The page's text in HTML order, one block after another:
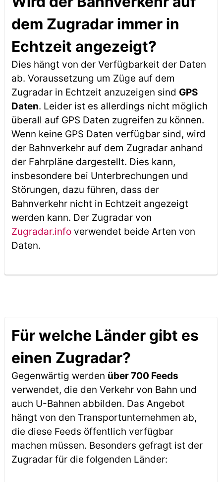
dem Zugradar immer in
Echtzeit angezeigt?
Dies hängt von der Verfügbarkeit der Daten
ab. Voraussetzung um Züge auf dem
Zugradar in Echtzeit anzuzeigen sind GPS
Daten. Leider ist es allerdings nicht möglich
überall auf GPS Daten zugreifen zu können.
Wenn keine GPS Daten verfügbar sind, wird
der Bahnverkehr auf dem Zugradar anhand
der Fahrpläne dargestellt. Dies kann,
insbesondere bei Unterbrechungen und
Störungen, dazu führen, dass der
Bahnverkehr nicht in Echtzeit angezeigt
werden kann. Der Zugradar von
Zugradar.infoverwendet beide Arten von
Daten.
Für welche Länder gibt es
einen Zugradar?
Gegenwärtig werden über 700 Feeds
verwendet, die den Verkehr von Bahn und
auch U-Bahnen abbilden. Das Angebot
hängt von den Transportunternehmen ab,
die diese Feeds öffentlich verfügbar
machen müssen. Besonders gefragt ist der
Zugradar für die folgenden Länder: